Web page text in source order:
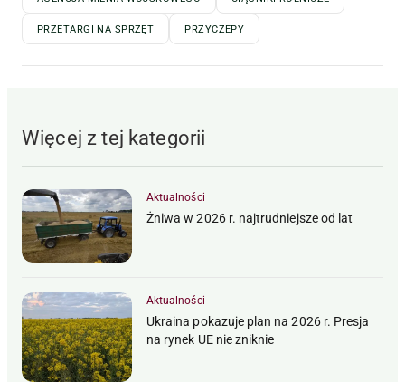
PRZETARGI NA SPRZĘT PRZYCZEPY
Więcej z tej kategorii
Aktualności
Żniwa w 2026 r. najtrudniejsze od lat
Aktualności
Ukraina pokazuje plan na 2026 r. Presja
na rynek UE nie zniknie